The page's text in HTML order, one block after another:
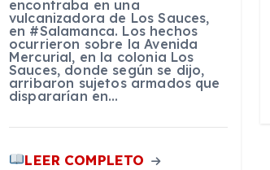
encontraba en una
vulcanizadora de Los Sauces,
en #Salamanca. Los hechos
ocurrieron sobre la Avenida
Mercurial, en la colonia Los
Sauces, donde según se dijo,
arribaron sujetos armados que
dispararían en…
LEER COMPLETO